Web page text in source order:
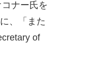
ナー氏を
、「また
of